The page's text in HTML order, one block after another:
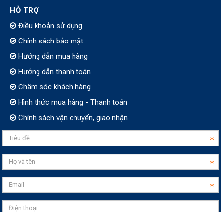
HỖ TRỢ
Điều khoản sử dụng
Chính sách bảo mật
Hướng dẫn mua hàng
Hướng dẫn thanh toán
Chăm sóc khách hàng
Hình thức mua hàng - Thanh toán
Chính sách vận chuyển, giao nhận